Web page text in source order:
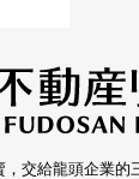
，交給龍頭企業的